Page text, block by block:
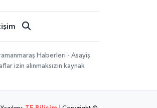
Haberleri - Asayiş
izin alınmaksızın kaynak